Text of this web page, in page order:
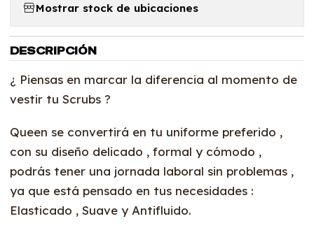
Mostrar stock de ubicaciones
DESCRIPCIÓN
¿ Piensas en marcar la diferencia al momento de
vestir tu Scrubs ?
Queen se convertirá en tu uniforme preferido ,
con su diseño delicado , formal y cómodo ,
podrás tener una jornada laboral sin problemas ,
ya que está pensado en tus necesidades :
Elasticado , Suave y Antifluido.